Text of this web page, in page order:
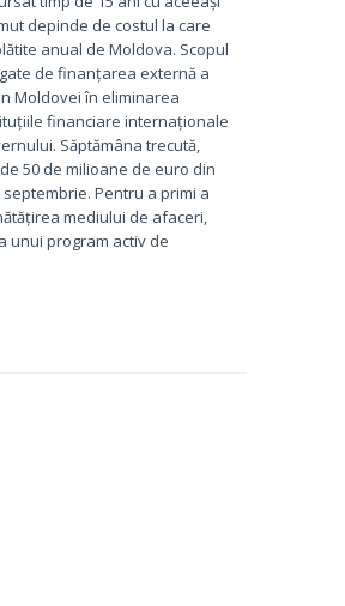
depinde de costul la care
anual de Moldova. Scopul
de finanțarea externă a
Moldovei în eliminarea
financiare internaționale
Săptămâna trecută,
50 de milioane de euro din
Pentru a primi a
mediului de afaceri,
unui program activ de